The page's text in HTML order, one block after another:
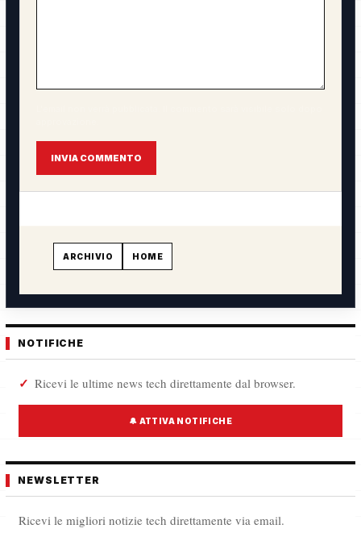
INVIA COMMENTO
ARCHIVIO HOME
NOTIFICHE
Ricevi le ultime news tech direttamente dal browser.
🔔 ATTIVA NOTIFICHE
NEWSLETTER
Ricevi le migliori notizie tech direttamente via email.